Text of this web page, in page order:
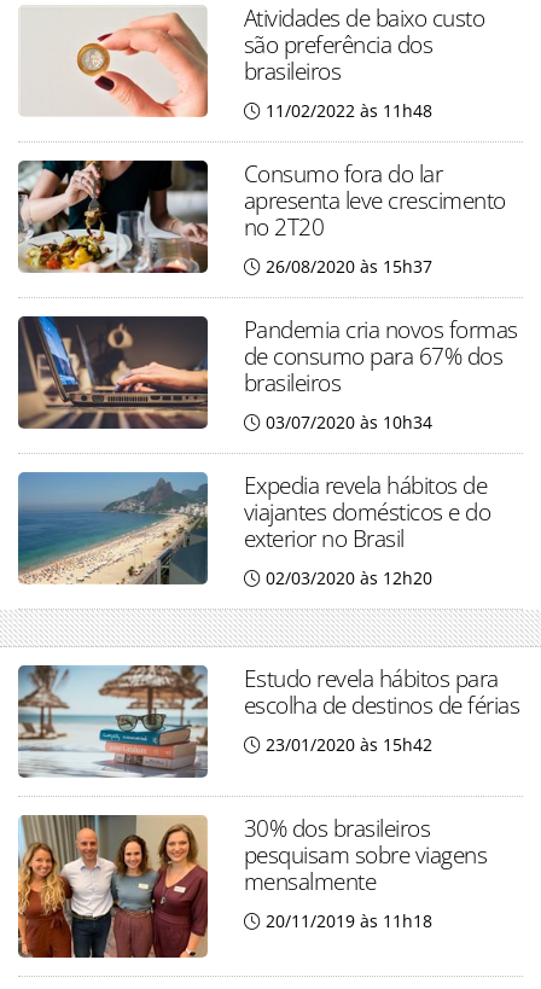
Atividades de baixo custo
são preferência dos
brasileiros
11/02/2022 às 11h48
Consumo fora do lar
apresenta leve crescimento
no 2T20
26/08/2020 às 15h37
Pandemia cria novos formas
de consumo para 67% dos
brasileiros
03/07/2020 às 10h34
Expedia revela hábitos de
viajantes domésticos e do
exterior no Brasil
02/03/2020 às 12h20
Estudo revela hábitos para
escolha de destinos de férias
23/01/2020 às 15h42
30% dos brasileiros
pesquisam sobre viagens
mensalmente
20/11/2019 às 11h18